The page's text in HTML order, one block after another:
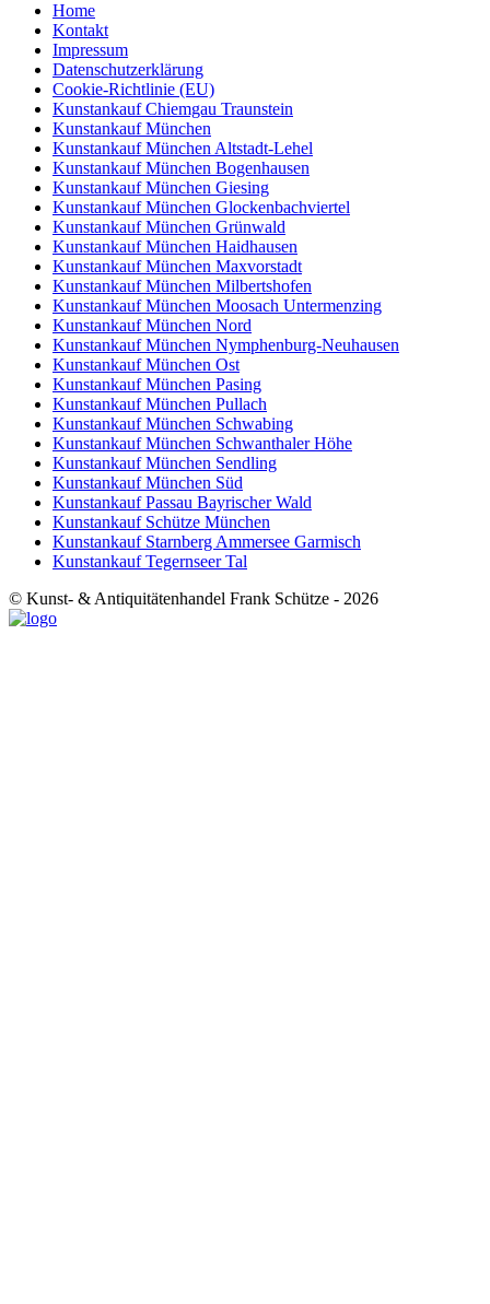
Home
Kontakt
Impressum
Datenschutzerklärung
Cookie-Richtlinie (EU)
Kunstankauf Chiemgau Traunstein
Kunstankauf München
Kunstankauf München Altstadt-Lehel
Kunstankauf München Bogenhausen
Kunstankauf München Giesing
Kunstankauf München Glockenbachviertel
Kunstankauf München Grünwald
Kunstankauf München Haidhausen
Kunstankauf München Maxvorstadt
Kunstankauf München Milbertshofen
Kunstankauf München Moosach Untermenzing
Kunstankauf München Nord
Kunstankauf München Nymphenburg-Neuhausen
Kunstankauf München Ost
Kunstankauf München Pasing
Kunstankauf München Pullach
Kunstankauf München Schwabing
Kunstankauf München Schwanthaler Höhe
Kunstankauf München Sendling
Kunstankauf München Süd
Kunstankauf Passau Bayrischer Wald
Kunstankauf Schütze München
Kunstankauf Starnberg Ammersee Garmisch
Kunstankauf Tegernseer Tal
© Kunst- & Antiquitätenhandel Frank Schütze - 2026